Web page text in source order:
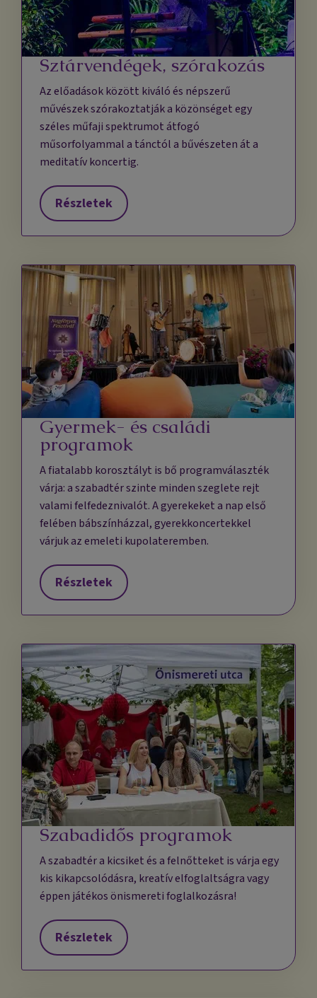
Sztárvendégek, szórakozás
Az előadások között kiváló és népszerű
művészek szórakoztatják a közönséget egy
széles műfaji spektrumot átfogó
műsorfolyammal a tánctól a bűvészeten át a
meditatív koncertig.
Részletek
Gyermek- és családi
programok
A fiatalabb korosztályt is bő programválaszték
várja: a szabadtér szinte minden szeglete rejt
valami felfedeznivalót. A gyerekeket a nap első
felében bábszínházzal, gyerekkoncertekkel
várjuk az emeleti kupolateremben.
Részletek
Szabadidős programok
A szabadtér a kicsiket és a felnőtteket is várja egy
kis kikapcsolódásra, kreatív elfoglaltságra vagy
éppen játékos önismereti foglalkozásra!
Részletek